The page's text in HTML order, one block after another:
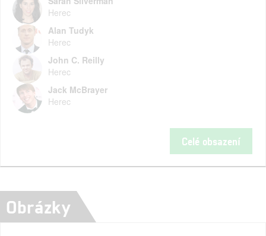
Herec
Alan Tudyk
Herec
John C. Reilly
Herec
Jack McBrayer
Herec
Celé obsazení
Obrázky